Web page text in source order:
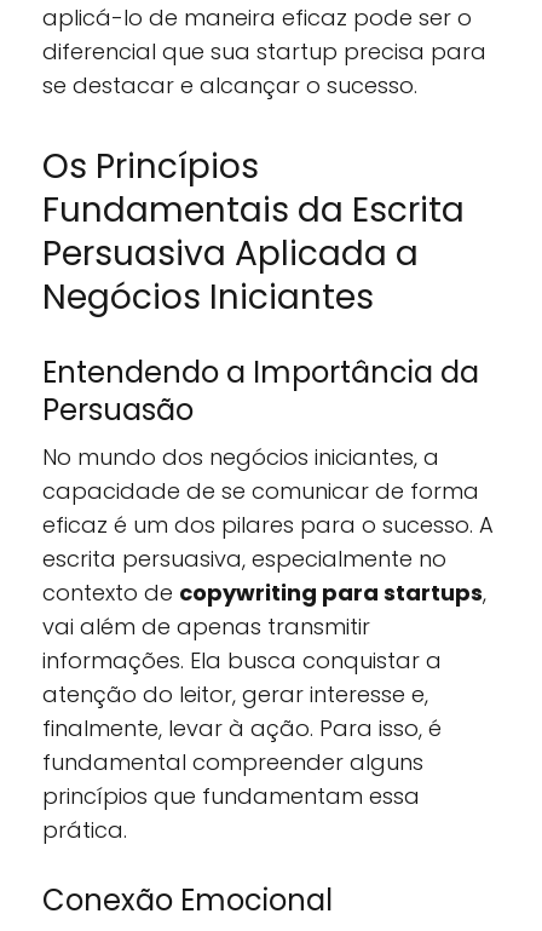
aplicá-lo de maneira eficaz pode ser o
diferencial que sua startup precisa para
se destacar e alcançar o sucesso.
Os Princípios
Fundamentais da Escrita
Persuasiva Aplicada a
Negócios Iniciantes
Entendendo a Importância da
Persuasão
No mundo dos negócios iniciantes, a
capacidade de se comunicar de forma
eficaz é um dos pilares para o sucesso. A
escrita persuasiva, especialmente no
contexto de copywriting para startups,
vai além de apenas transmitir
informações. Ela busca conquistar a
atenção do leitor, gerar interesse e,
finalmente, levar à ação. Para isso, é
fundamental compreender alguns
princípios que fundamentam essa
prática.
Conexão Emocional